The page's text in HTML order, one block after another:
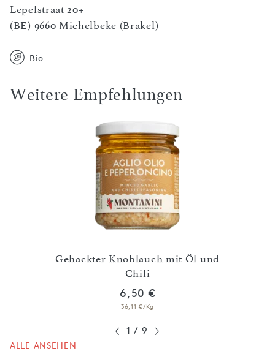
Lepelstraat 20+
(BE) 9660 Michelbeke (Brakel)
Bio
Weitere Empfehlungen
Gehackter Knoblauch mit Öl und
Chili
6,50 €
36,11 €/Kg
1 / 9
ALLE ANSEHEN